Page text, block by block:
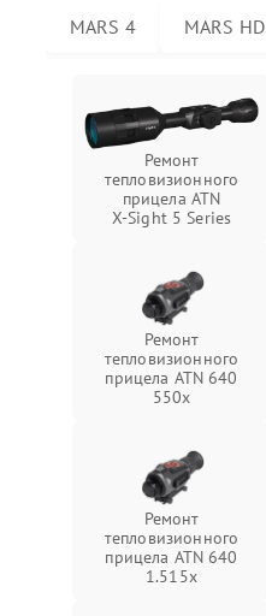
MARS 4 MARS HD
Ремонт
тепловизионного
прицела ATN
X‑Sight 5 Series
Ремонт
тепловизионного
прицела ATN 640
550x
Ремонт
тепловизионного
прицела ATN 640
1.515x